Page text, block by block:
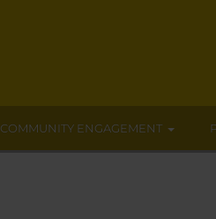
COMMUNITY ENGAGEMENT